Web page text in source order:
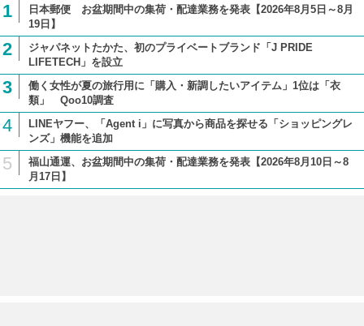
1
日本郵便 お盆期間中の集荷・配達業務を発表【2026年8月5日～8月
19日】
2
ジャパネットたかた、初のプライベートブランド「J PRIDE
LIFETECH」を設立
3
働く女性が夏の旅行用に「購入・新調したいアイテム」1位は「衣
類」 Qoo10調査
4
LINEヤフー、「Agent i」に写真から商品を探せる「ショッピングレ
ンズ」機能を追加
5
福山通運、お盆期間中の集荷・配達業務を発表【2026年8月10日～8
月17日】